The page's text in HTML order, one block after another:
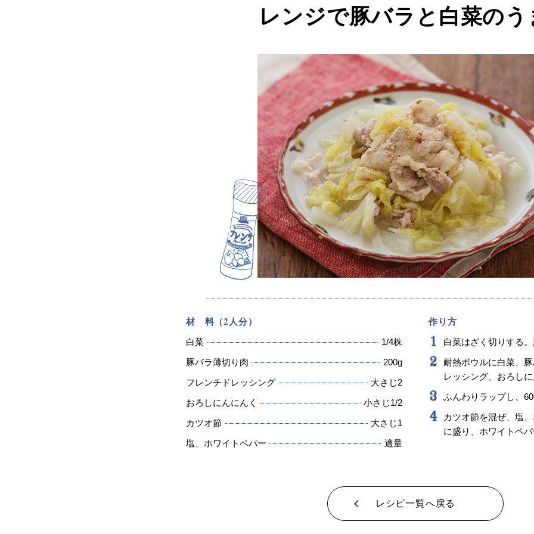
レンジで豚バラと白菜の
材 料（2人分）
白菜
1/4株
豚バラ薄切り肉
200g
フレンチドレッシング
大さじ2
おろしにんにんく
小さじ1/2
カツオ節
大さじ1
塩、ホワイトペパー
適量
作り方
白菜はざく切りする
耐熱ボウルに白菜、
レッシング、おろし
ふんわりラップし、
カツオ節を混ぜ、塩
に盛り、ホワイトペ
レシピ一覧へ戻る